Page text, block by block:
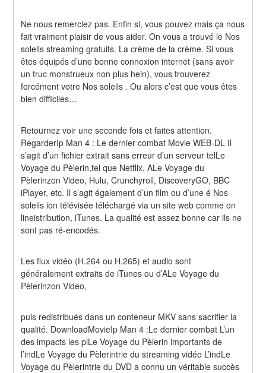
Ne nous remerciez pas. Enfin si, vous pouvez mais ça nous
fait vraiment plaisir de vous aider. On vous a trouvé le Nos
soleils streaming gratuits. La crème de la crème. Si vous
êtes équipés d’une bonne connexion internet (sans avoir
un truc monstrueux non plus hein), vous trouverez
forcément votre Nos soleils . Ou alors c’est que vous êtes
bien difficiles…
Retournez voir une seconde fois et faites attention.
RegarderIp Man 4 : Le dernier combat Movie WEB-DL Il
s’agit d’un fichier extrait sans erreur d’un serveur telLe
Voyage du Pèlerin,tel que Netflix, ALe Voyage du
Pèlerinzon Video, Hulu, Crunchyroll, DiscoveryGO, BBC
iPlayer, etc. Il s’agit également d’un film ou d’une é Nos
soleils ion télévisée téléchargé via un site web comme on
lineistribution, iTunes. La qualité est assez bonne car ils ne
sont pas ré-encodés.
Les flux vidéo (H.264 ou H.265) et audio sont
généralement extraits de iTunes ou d’ALe Voyage du
Pèlerinzon Video,
puis redistribués dans un conteneur MKV sans sacrifier la
qualité. DownloadMovieIp Man 4 :Le dernier combat L’un
des impacts les plLe Voyage du Pèlerin importants de
l’indLe Voyage du Pèlerintrie du streaming vidéo L’indLe
Voyage du Pèlerintrie du DVD a connu un véritable succès